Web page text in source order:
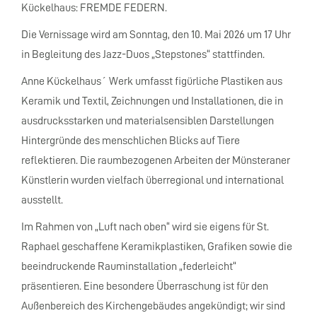
Kückelhaus: FREMDE FEDERN.
Die Vernissage wird am Sonntag, den 10. Mai 2026 um 17 Uhr
in Begleitung des Jazz-Duos „Stepstones“ stattfinden.
Anne Kückelhaus´ Werk umfasst figürliche Plastiken aus
Keramik und Textil, Zeichnungen und Installationen, die in
ausdrucksstarken und materialsensiblen Darstellungen
Hintergründe des menschlichen Blicks auf Tiere
reflektieren. Die raumbezogenen Arbeiten der Münsteraner
Künstlerin wurden vielfach überregional und international
ausstellt.
Im Rahmen von „Luft nach oben“ wird sie eigens für St.
Raphael geschaffene Keramikplastiken, Grafiken sowie die
beeindruckende Rauminstallation „federleicht“
präsentieren. Eine besondere Überraschung ist für den
Außenbereich des Kirchengebäudes angekündigt; wir sind